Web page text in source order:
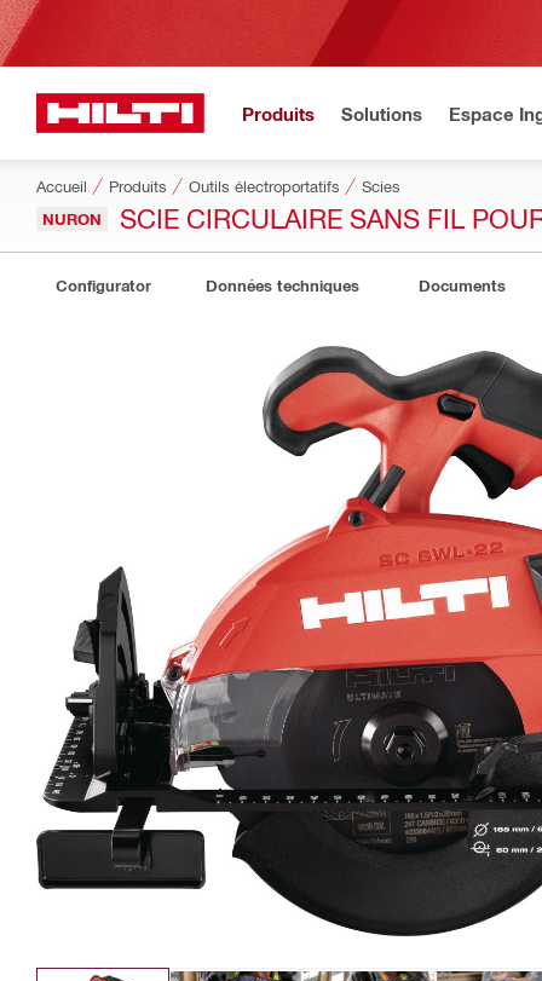
Produits Solutions Espace
Accueil Produits Outils électroportatifs Scies
NURON SCIE CIRCULAIRE SANS FIL
Configurator Données techniques Documents